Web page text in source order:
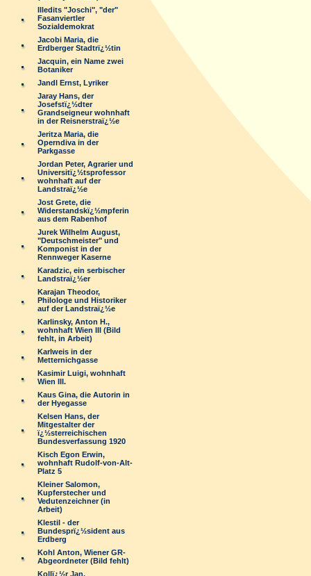
Illedits "Joschi", "der"
Fasanviertler
Sozialdemokrat
Jacobi Maria, die
Erdberger Stadtrï¿½tin
Jacquin, ein Name zwei
Botaniker
Jandl Ernst, Lyriker
Jaray Hans, der
Josefstï¿½dter
Grandseigneur wohnhaft
in der Reisnerstraï¿½e
Jeritza Maria, die
Operndiva in der
Parkgasse
Jordan Peter, Agrarier und
Universitï¿½tsprofessor
wohnhaft auf der
Landstraï¿½e
Jost Grete, die
Widerstandskï¿½mpferin
aus dem Rabenhof
Jurek Wilhelm August,
"Deutschmeister" und
Komponist in der
Rennweger Kaserne
Karadzic, ein serbischer
Landstraï¿½er
Karajan Theodor,
Philologe und Historiker
auf der Landstraï¿½e
Karlinsky, Anton H.,
wohnhaft Wien III (Bild
fehlt, in Arbeit)
Karlweis in der
Metternichgasse
Kasimir Luigi, wohnhaft
Wien III.
Kaus Gina, die Autorin in
der Hyegasse
Kelsen Hans, der
Mitgestalter der
ï¿½sterreichischen
Bundesverfassung 1920
Kisch Egon Erwin,
wohnhaft Rudolf-von-Alt-
Platz 5
Kleiner Salomon,
Kupferstecher und
Vedutenzeichner (in
Arbeit)
Klestil - der
Bundesprï¿½sident aus
Erdberg
Kohl Anton, Wiener GR-
Abgeordneter (Bild fehlt)
Kollï¿½r Jan,